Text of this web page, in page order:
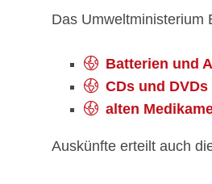
Das Umweltministerium
Batterien und
CDs und DVDs
alten
Auskünfte erteilt auch